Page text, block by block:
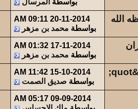
بواسطة المرسال
الله 20-11-2014
09:11 AM
بواسطة محمد بن مزهر
17-11-2014
01:32 AM
بواسطة محمد بن مزهر
15-10-2014
11:42 AM
بواسطة صديق الصمت
09-09-2014
05:17 AM